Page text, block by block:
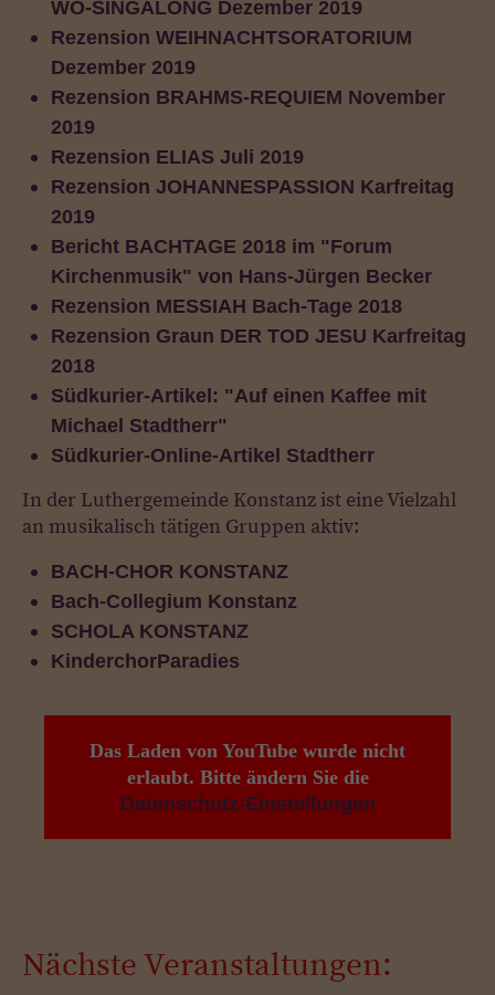
WO-SINGALONG Dezember 2019
Rezension WEIHNACHTSORATORIUM
Dezember 2019
Rezension BRAHMS-REQUIEM November
2019
Rezension ELIAS Juli 2019
Rezension JOHANNESPASSION Karfreitag
2019
Bericht BACHTAGE 2018 im "Forum
Kirchenmusik" von Hans-Jürgen Becker
Rezension MESSIAH Bach-Tage 2018
Rezension Graun DER TOD JESU Karfreitag
2018
Südkurier-Artikel: "Auf einen Kaffee mit
Michael Stadtherr"
Südkurier-Online-Artikel Stadtherr
In der Luthergemeinde Konstanz ist eine Vielzahl
an musikalisch tätigen Gruppen aktiv:
BACH-CHOR KONSTANZ
Bach-Collegium Konstanz
SCHOLA KONSTANZ
KinderchorParadies
Das Laden von YouTube wurde nicht
erlaubt. Bitte ändern Sie die
Datenschutz-Einstellungen
Nächste Veranstaltungen: